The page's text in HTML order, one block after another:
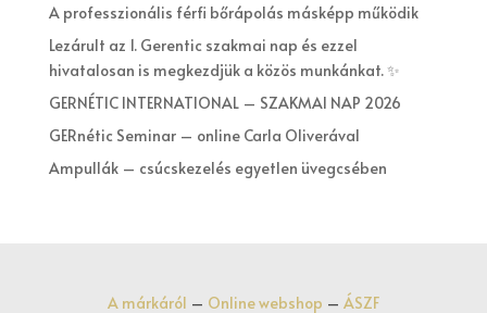
A professzionális férfi bőrápolás másképp működik
Lezárult az 1. Gerentic szakmai nap és ezzel
hivatalosan is megkezdjük a közös munkánkat. ✨
GERNÉTIC INTERNATIONAL – SZAKMAI NAP 2026
GERnétic Seminar – online Carla Oliverával
Ampullák – csúcskezelés egyetlen üvegcsében
A márkáról – Online webshop – ÁSZF